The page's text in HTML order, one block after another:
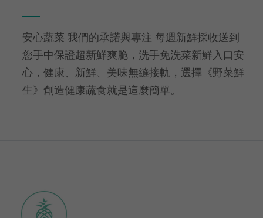
安心蔬菜 我們的承諾與專注 每週新鮮採收送到
您手中保證超新鮮爽脆，洗手免洗菜新鮮入口安
心，健康、新鮮、美味無縫接軌，選擇《野菜鮮
生》創造健康蔬食就是這麼簡單。